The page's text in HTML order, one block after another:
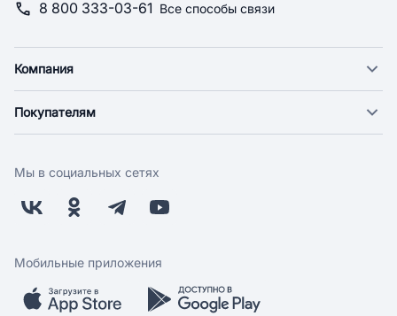
8 800 333-03-61 Все способы связи
Компания
Новости
Поставщикам
Заводчикам
Обратная связь
Покупателям
Оплата
Бонусная программа
Скидки и акции
Мобильное приложение
Мы в социальных сетях
Мобильные приложения